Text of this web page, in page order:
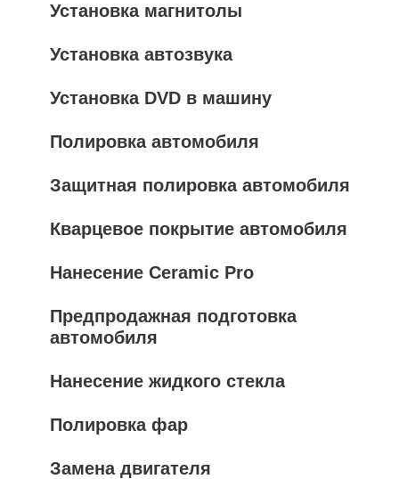
Установка магнитолы
Установка автозвука
Установка DVD в машину
Полировка автомобиля
Защитная полировка автомобиля
Кварцевое покрытие автомобиля
Нанесение Ceramic Pro
Предпродажная подготовка
автомобиля
Нанесение жидкого стекла
Полировка фар
Замена двигателя